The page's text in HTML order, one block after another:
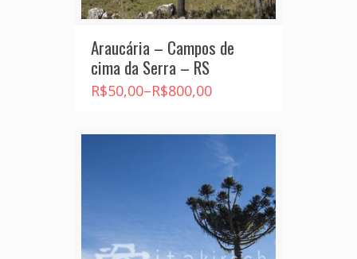
Araucária – Campos de
cima da Serra – RS
R$50,00–R$800,00